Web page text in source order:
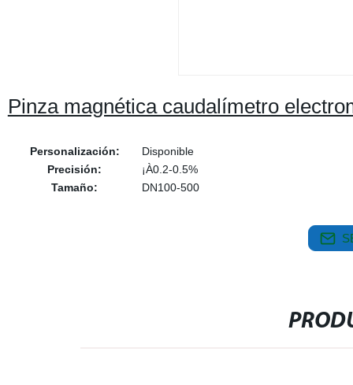
Pinza magnética caudalímetro
Personalización:
Disponible
Precisión:
¡À0.2-0.5%
Tamaño:
DN100-500